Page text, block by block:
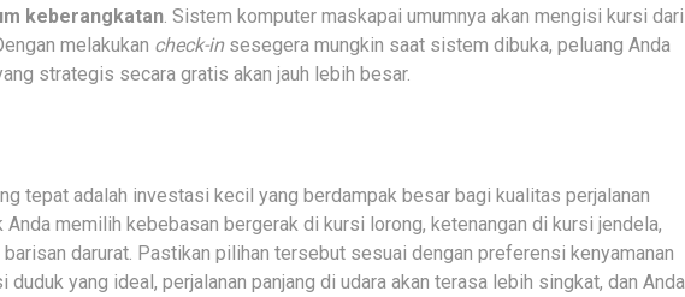
keberangkatan . Sistem komputer maskapai umumnya akan mengisi kursi dari
melakukan check-insesegera mungkin saat sistem dibuka, peluang Anda
strategis secara gratis akan jauh lebih besar.
tepat adalah investasi kecil yang berdampak besar bagi kualitas perjalanan
Anda memilih kebebasan bergerak di kursi lorong, ketenangan di kursi jendela,
darurat. Pastikan pilihan tersebut sesuai dengan preferensi kenyamanan
duduk yang ideal, perjalanan panjang di udara akan terasa lebih singkat, dan Anda